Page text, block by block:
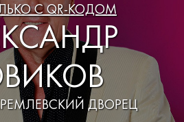
С QR-КОДОМ
ДВОРЕЦ